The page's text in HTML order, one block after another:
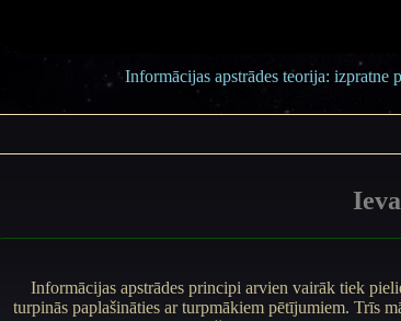
Informācijas apstrādes teorija: izpratne
Informācijas apstrādes principi arvien vairāk tiek
turpinās paplašināties ar turpmākiem pētījumiem. Trīs